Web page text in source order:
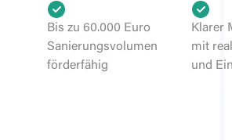
Bis zu 60.000 Euro
Sanierungsvolumen
förderfähig
Klarer
mit
und